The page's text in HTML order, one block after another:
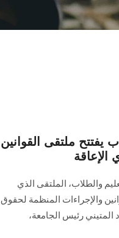
يفتتح ملتقى القوانين
والطلاب، الملتقى الذي
والإجراءات المنظمة لحقوق
المتيني رئيس الجامعة،